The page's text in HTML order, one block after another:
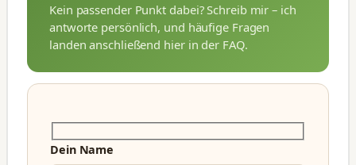
Kein passender Punkt dabei? Schreib mir – ich
antworte persönlich, und häufige Fragen
landen anschließend hier in der FAQ.
Dein Name